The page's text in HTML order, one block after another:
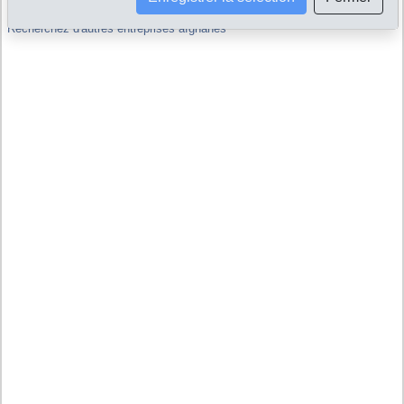
Recherchez d'autres entreprises afghanes